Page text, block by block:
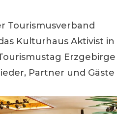
Tourismusverband
Kulturhaus Aktivist in
Erzgebirge
Partner und Gäste